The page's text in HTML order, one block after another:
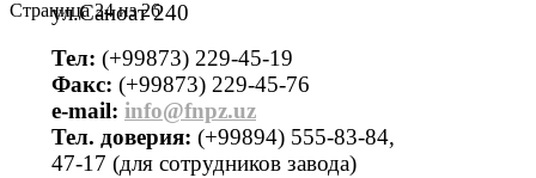
Страница 24 из 26
ул.Саноат 240
Тел: (+99873) 229-45-19
Факс: (+99873) 229-45-76
е-mail: info@fnpz.uz
Тел. доверия: (+99894) 555-83-84,
47-17 (для сотрудников завода)